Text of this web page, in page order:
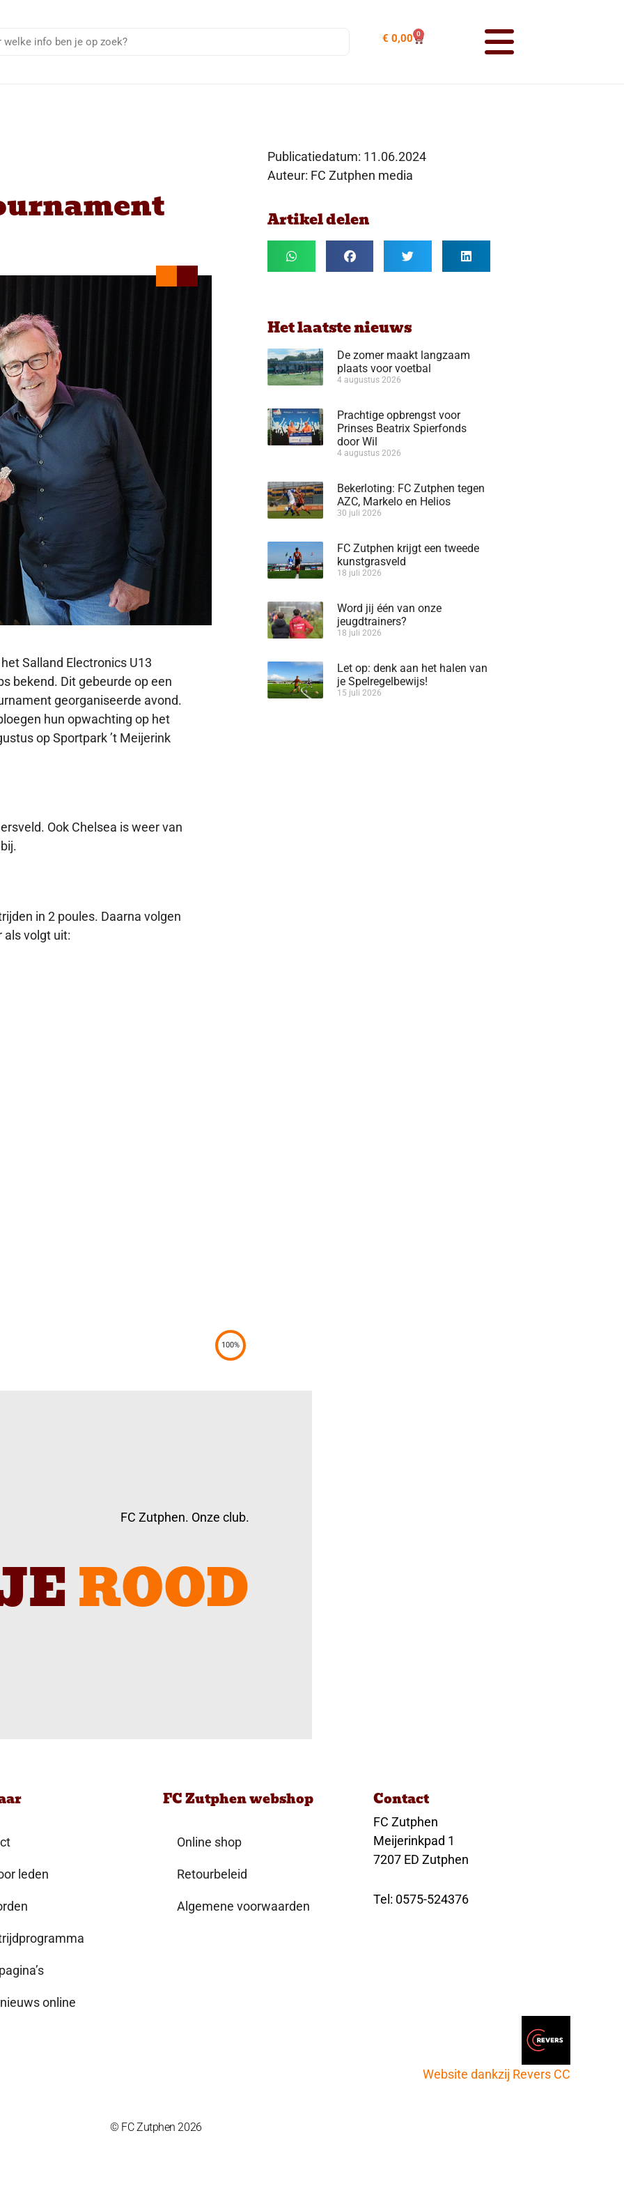
€ 0,00 0
Salland Electronics U13
bekend. Dit gebeurde op een
georganiseerde avond.
hun opwachting op het
op Sportpark ’t Meijerink
Ook Chelsea is weer van
in 2 poules. Daarna volgen
als volgt uit:
100%
Publicatiedatum: 11.06.2024
Auteur: FC Zutphen media
Artikel delen
Het laatste nieuws
De zomer maakt langzaam
plaats voor voetbal
4 augustus 2026
Prachtige opbrengst voor
Prinses Beatrix Spierfonds
door Wil
4 augustus 2026
Bekerloting: FC Zutphen tegen
AZC, Markelo en Helios
30 juli 2026
FC Zutphen krijgt een tweede
kunstgrasveld
18 juli 2026
Word jij één van onze
jeugdtrainers?
18 juli 2026
Let op: denk aan het halen van
je Spelregelbewijs!
15 juli 2026
FC Zutphen. Onze club.
ROOD
leden
online
FC Zutphen webshop
Online shop
Retourbeleid
Algemene voorwaarden
Contact
FC Zutphen
Meijerinkpad 1
7207 ED Zutphen
Tel: 0575-524376
Website dankzij Revers CC
© FC Zutphen 2026